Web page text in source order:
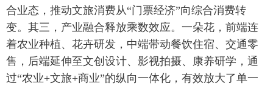
合业态，推动文旅消费从“门票经济”向综合消费转
变。其三，产业融合释放乘数效应。一朵花，前端连
着农业种植、花卉研发，中端带动餐饮住宿、交通零
售，后端延伸至文创设计、影视拍摄、康养研学，通
过“农业+文旅+商业”的纵向一体化，有效放大了单一